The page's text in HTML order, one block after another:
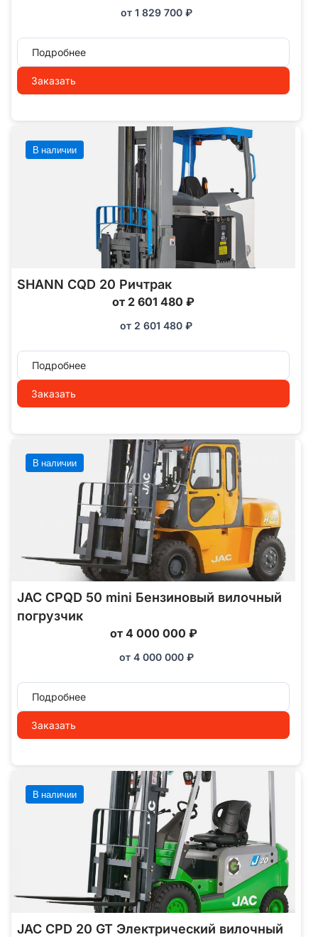
от 1 829 700 ₽
Подробнее
Заказать
В наличии
SHANN CQD 20 Ричтрак
от 2 601 480 ₽
от 2 601 480 ₽
Подробнее
Заказать
В наличии
JAC CPQD 50 mini Бензиновый вилочный
погрузчик
от 4 000 000 ₽
от 4 000 000 ₽
Подробнее
Заказать
В наличии
JAC CPD 20 GT Электрический вилочный